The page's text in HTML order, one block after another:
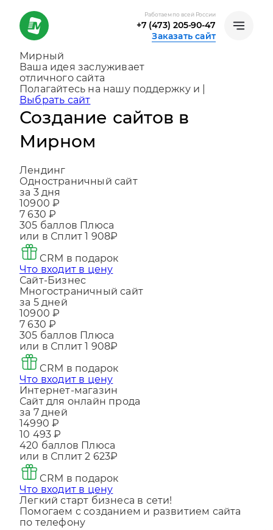
Работаем по всей России
+7 (473) 205-90-47
Заказать сайт
Мирный
Ваша идея заслуживает
отличного сайта
Создаем, консультируем и помогаем
развив|
Выбрать сайт
Создание сайтов в
Мирном
Лендинг
Одностраничный сайт
за 3 дня
10900 ₽
7 630 ₽
305баллов Плюса
или в Сплит
CRM в подарок
Что входит в цену
Сайт-Бизнес
Многостраничный сайт
за 5 дней
10900 ₽
7 630 ₽
305баллов Плюса
или в Сплит
CRM в подарок
Что входит в цену
Интернет-магазин
Сайт для онлайн прода
за 7 дней
14990 ₽
10 493 ₽
420 баллов Плюса
или в Сплит
CRM в подарок
Что входит в цену
Легкий старт бизнеса в сети!
Помогаем с созданием и развитием сайта